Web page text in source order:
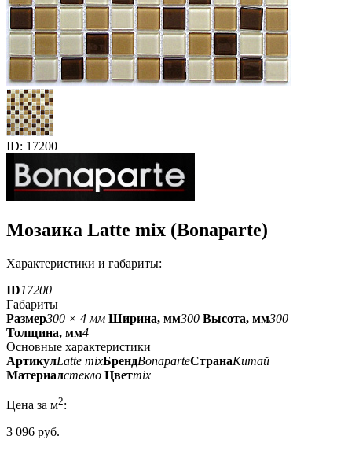
ID: 17200
Мозаика Latte mix (Bonaparte)
Характеристики и габариты:
ID17200
Габариты
Размер300 × 4 мм Ширина, мм300 Высота, мм300
Толщина, мм4
Основные характеристики
АртикулLatte mixБрендBonaparteСтранаКитай
Материалстекло Цветmix
Цена за м2:
3 096 руб.